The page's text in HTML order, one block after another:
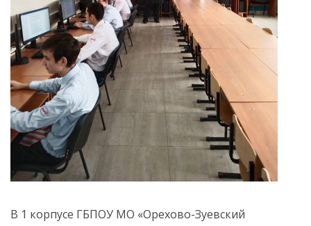
В 1 корпусе ГБПОУ МО «Орехово-Зуевский